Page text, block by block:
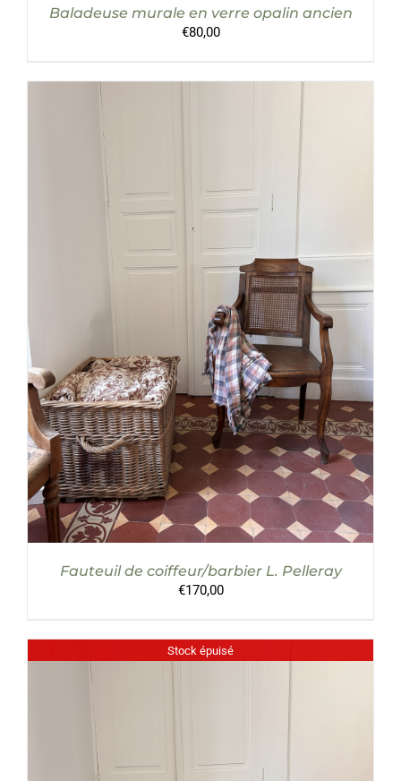
Baladeuse murale en verre opalin ancien
€80,00
AJOUTER AU PANIER / DÉTAILS
Fauteuil de coiffeur/barbier L. Pelleray
€170,00
Stock épuisé